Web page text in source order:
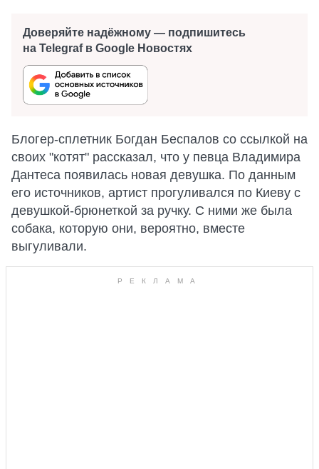
Доверяйте надёжному — подпишитесь
на Telegraf в Google Новостях
Блогер-сплетник Богдан Беспалов со ссылкой на
своих "котят" рассказал, что у певца Владимира
Дантеса появилась новая девушка. По данным
его источников, артист прогуливался по Киеву с
девушкой-брюнеткой за ручку. С ними же была
собака, которую они, вероятно, вместе
выгуливали.